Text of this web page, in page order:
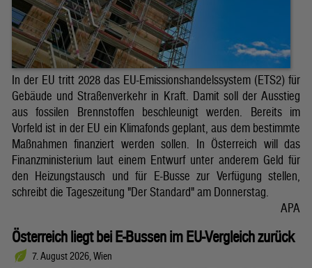
In der EU tritt 2028 das EU-Emissionshandelssystem (ETS2) für
Gebäude und Straßenverkehr in Kraft. Damit soll der Ausstieg
aus fossilen Brennstoffen beschleunigt werden. Bereits im
Vorfeld ist in der EU ein Klimafonds geplant, aus dem bestimmte
Maßnahmen finanziert werden sollen. In Österreich will das
Finanzministerium laut einem Entwurf unter anderem Geld für
den Heizungstausch und für E-Busse zur Verfügung stellen,
schreibt die Tageszeitung "Der Standard" am Donnerstag.
APA
Österreich liegt bei E-Bussen im EU-Vergleich zurück
7. August 2026, Wien